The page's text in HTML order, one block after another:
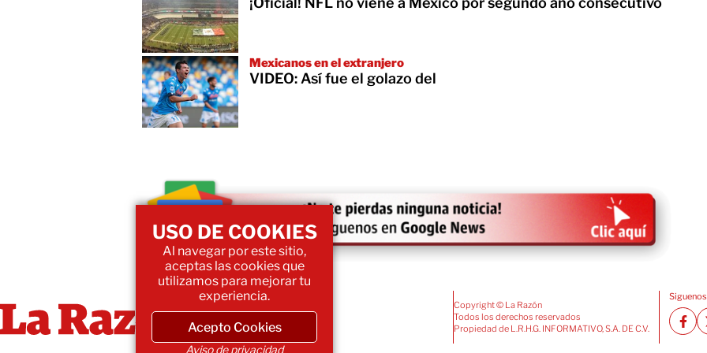
Mexicanos en el extranjero
VIDEO: Así fue el golazo del
Copyright © La Razón
Todos los derechos reservados
Propiedad de L.R.H.G. INFORMATIVO, S.A. DE C.V.
USO DE COOKIES
Al navegar por este sitio,
aceptas las cookies que
utilizamos para mejorar tu
experiencia.
Acepto Cookies
Aviso de privacidad